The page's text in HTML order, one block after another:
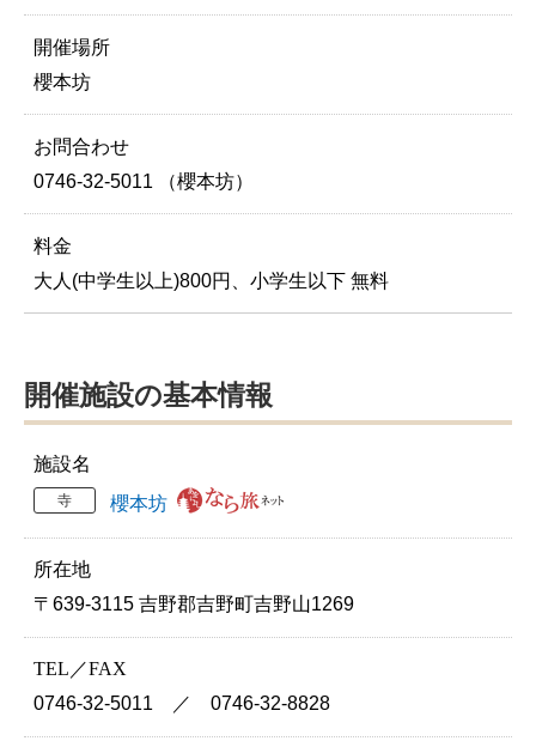
開催場所
櫻本坊
お問合わせ
0746-32-5011 （櫻本坊）
料金
大人(中学生以上)800円、小学生以下 無料
開催施設の基本情報
施設名
寺 櫻本坊
所在地
〒639-3115 吉野郡吉野町吉野山1269
TEL／FAX
0746-32-5011 ／ 0746-32-8828